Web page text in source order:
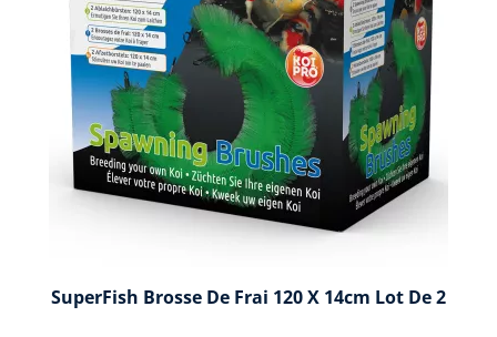
SuperFish Brosse De Frai 120 X 14cm Lot De 2